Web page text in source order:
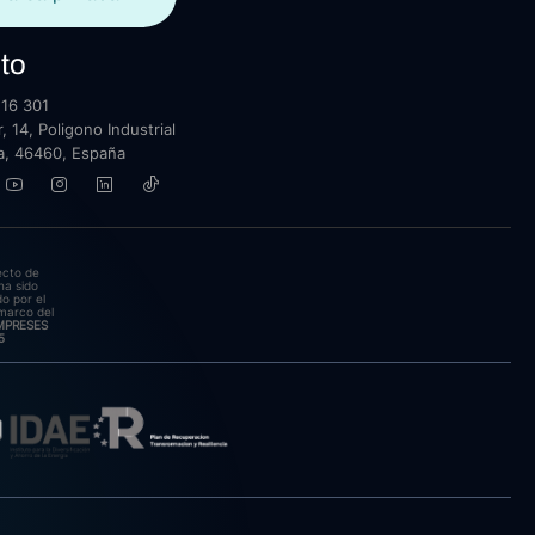
301
14, Poligono Industrial
46460, España
de
sido
por el
del